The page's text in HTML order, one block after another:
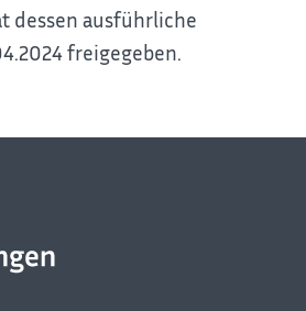
dessen ausführliche
freigegeben.